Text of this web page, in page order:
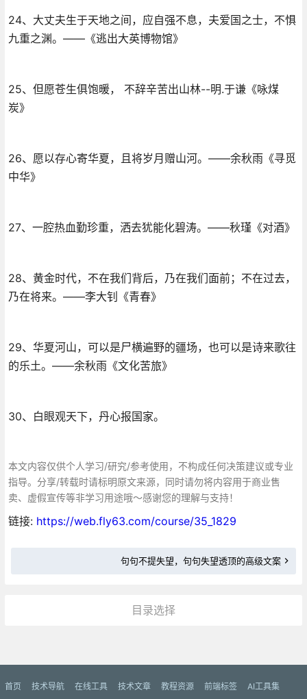
24、大丈夫生于天地之间，应自强不息，夫爱国之士，不惧
九重之渊。——《逃出大英博物馆》
25、但愿苍生俱饱暖， 不辞辛苦出山林--明.于谦《咏煤
炭》
26、愿以存心寄华夏，且将岁月赠山河。——余秋雨《寻觅
中华》
27、一腔热血勤珍重，洒去犹能化碧涛。——秋瑾《对酒》
28、黄金时代，不在我们背后，乃在我们面前；不在过去，
乃在将来。——李大钊《青春》
29、华夏河山，可以是尸横遍野的疆场，也可以是诗来歌往
的乐土。——余秋雨《文化苦旅》
30、白眼观天下，丹心报国家。
本文内容仅供个人学习/研究/参考使用，不构成任何决策建议或专业
指导。分享/转载时请标明原文来源，同时请勿将内容用于商业售
卖、虚假宣传等非学习用途哦～感谢您的理解与支持！
链接: https://web.fly63.com/course/35_1829
句句不提失望，句句失望透顶的高级文案
目录选择
首页 技术导航 在线工具 技术文章 教程资源 前端标签
AI工具集